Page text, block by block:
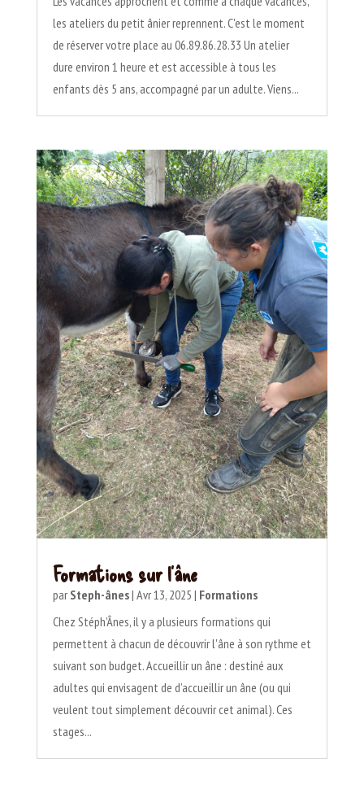
les ateliers du petit ânier reprennent. C'est le moment
de réserver votre place au 06.89.86.28.33 Un atelier
dure environ 1 heure et est accessible à tous les
enfants dès 5 ans, accompagné par un adulte. Viens...
Formations sur l’âne
par Steph-ânes| Avr 13, 2025 | Formations
Chez Stéph'Ânes, il y a plusieurs formations qui
permettent à chacun de découvrir l'âne à son rythme et
suivant son budget. Accueillir un âne : destiné aux
adultes qui envisagent de d’accueillir un âne (ou qui
veulent tout simplement découvrir cet animal). Ces
stages...